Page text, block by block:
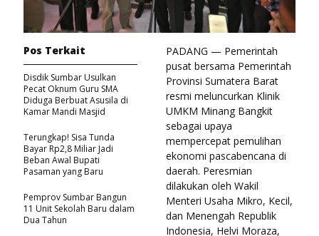
PADANG — Pemerintah
pusat bersama Pemerintah
Provinsi Sumatera Barat
resmi meluncurkan Klinik
UMKM Minang Bangkit
sebagai upaya
mempercepat pemulihan
ekonomi pascabencana di
daerah. Peresmian
dilakukan oleh Wakil
Menteri Usaha Mikro, Kecil,
dan Menengah Republik
Indonesia, Helvi Moraza,
Pos Terkait
Disdik Sumbar Usulkan
Pecat Oknum Guru SMA
Diduga Berbuat Asusila di
Kamar Mandi Masjid
Terungkap! Sisa Tunda
Bayar Rp2,8 Miliar Jadi
Beban Awal Bupati
Pasaman yang Baru
Pemprov Sumbar Bangun
11 Unit Sekolah Baru dalam
Dua Tahun